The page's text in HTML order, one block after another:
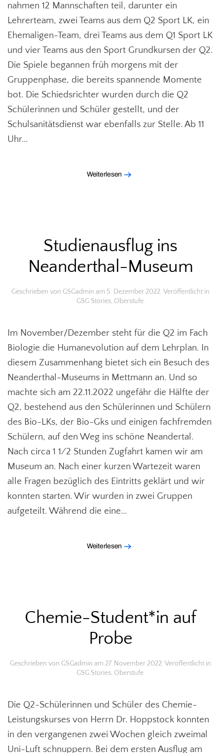
nahmen 12 Mannschaften teil, darunter ein
Lehrerteam, zwei Teams aus dem Q2 Sport LK, ein
Ehemaligen-Team, drei Teams aus dem Q1 Sport LK
und vier Teams aus den Sport Grundkursen der Q2.
Die Spiele begannen früh morgens mit der
Gruppenphase, die bereits spannende Momente
bot. Die Schiedsrichter wurden durch die Q2
Schülerinnen und Schüler gestellt, und der
Schulsanitätsdienst war ebenfalls zur Stelle. Ab 11
Uhr...
Weiterlesen
Studienausflug ins
Neanderthal-Museum
Geschrieben von GSGadmin am 5. Dezember 2022. Veröffentlicht in
GSG Stories, Oberstufe.
Im November/Dezember steht für die Q2 im Fach
Biologie die Humanevolution auf dem Lehrplan. In
diesem Zusammenhang bietet sich ein Besuch des
Neanderthal-Museums in Mettmann an. Und so
machte sich am 22.11.2022 ungefähr die Hälfte der
Q2, bestehend aus den Schülerinnen und Schülern
des Bio-LKs, der Bio-Gks und einigen fachfremden
Schülern, auf den Weg ins schöne Neandertal.
Nach circa 1 1⁄2 Stunden Zugfahrt kamen wir am
Museum an. Nach einer kurzen Wartezeit waren
alle Fragen bezüglich des Eintritts geklärt und wir
konnten starten. Wir wurden in zwei Gruppen
aufgeteilt. Während die eine...
Weiterlesen
Chemie-Student*in auf
Probe
Geschrieben von GSGadmin am 27. November 2022. Veröffentlicht in
GSG Stories, Oberstufe.
Die Q2-Schülerinnen und Schüler des Chemie-
Leistungskurses von Herrn Dr. Hoppstock konnten
in den vergangenen zwei Wochen gleich zweimal
Uni-Luft schnuppern. Bei dem ersten Ausflug am